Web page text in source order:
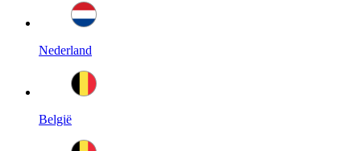
Nederland
België